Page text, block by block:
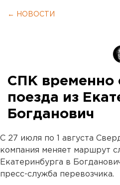
← НОВОСТИ
СПК временно
поезда из
Богданович
С 27 июля по 1 августа
компания меняет маршрут
Екатеринбурга в
пресс-служба перевозчика.